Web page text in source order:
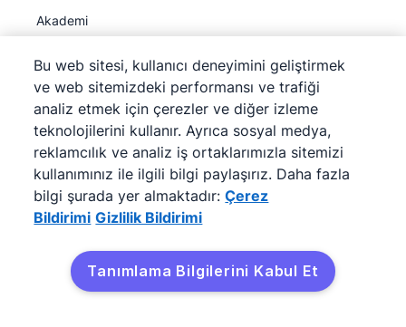
Akademi
Destek (Şimdi mevcut)
Şirket
Hakkında
İşler
Basın Odası
Bu web sitesi, kullanıcı deneyimini geliştirmek
ve web sitemizdeki performansı ve trafiği
analiz etmek için çerezler ve diğer izleme
teknolojilerini kullanır. Ayrıca sosyal medya,
reklamcılık ve analiz iş ortaklarımızla sitemizi
kullanımınız ile ilgili bilgi paylaşırız. Daha fazla
bilgi şurada yer almaktadır: Çerez
Bildirimi Gizlilik Bildirimi
Tanımlama Bilgilerini Kabul Et